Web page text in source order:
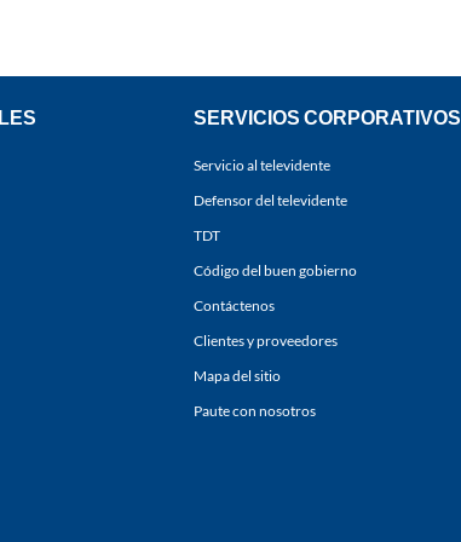
SERVICIOS CORPORATIVOS
Servicio al televidente
Defensor del televidente
TDT
Código del buen gobierno
Contáctenos
Clientes y proveedores
Mapa del sitio
Paute con nosotros